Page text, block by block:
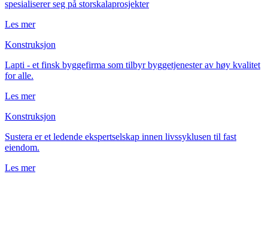
spesialiserer seg på storskalaprosjekter
Les mer
Konstruksjon
Lapti - et finsk byggefirma som tilbyr byggetjenester av høy kvalitet
for alle.
Les mer
Konstruksjon
Sustera er et ledende ekspertselskap innen livssyklusen til fast
eiendom.
Les mer